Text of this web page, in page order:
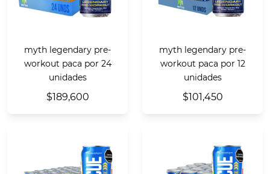
myth legendary pre-
workout paca por 24
unidades
$189,600
myth legendary pre-
workout paca por 12
unidades
$101,450